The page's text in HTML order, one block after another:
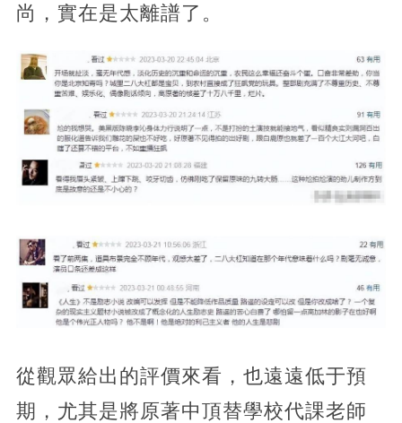
尚，實在是太離譜了。
從觀眾給出的評價來看，也遠遠低于預
期，尤其是將原著中頂替學校代課老師